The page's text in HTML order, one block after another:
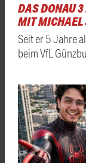
DAS DONAU
MIT MICHAEL
Seit er 5 Jahre
beim VfL